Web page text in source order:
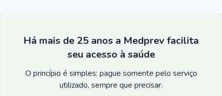
Há mais de 25 anos a Medprev facilita
seu acesso à saúde
O princípio é simples: pague somente pelo serviço
utilizado, sempre que precisar.